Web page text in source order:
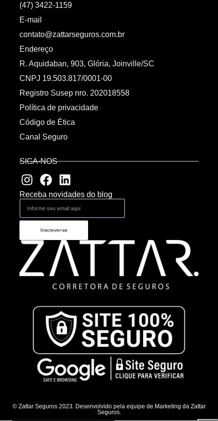
(47) 3422-1159
E-mail
contato@zattarseguros.com.br
Endereço
R. Aquidaban, 903, Glória, Joinville/SC
CNPJ 19.503.817/0001-00
Registro Susep nro. 202018558
Política de privacidade
Código de Ética
Canal Seguro
SIGA-NOS
Receba novidades do blog
Inscrever-se
© Zattar Seguros 2023. Desenvolvido pela equipe de Marketing da Zattar
Seguros.